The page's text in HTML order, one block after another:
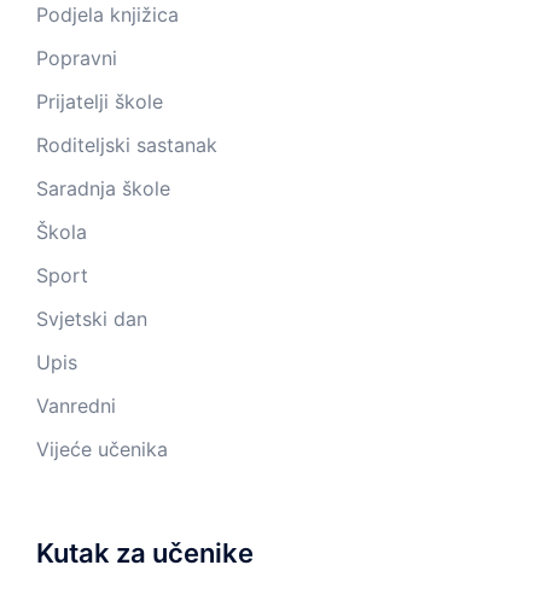
Podjela knjižica
Popravni
Prijatelji škole
Roditeljski sastanak
Saradnja škole
Škola
Sport
Svjetski dan
Upis
Vanredni
Vijeće učenika
Kutak za učenike